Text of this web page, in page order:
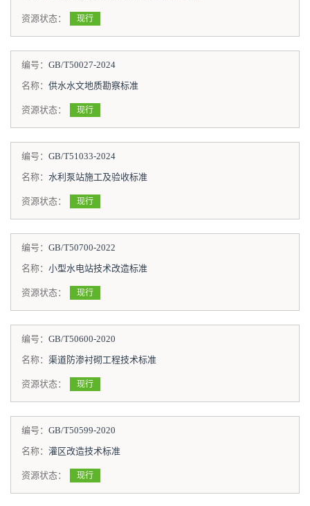
资源状态： 现行
编号： GB/T50027-2024
名称： 供水水文地质勘察标准
资源状态： 现行
编号： GB/T51033-2024
名称： 水利泵站施工及验收标准
资源状态： 现行
编号： GB/T50700-2022
名称： 小型水电站技术改造标准
资源状态： 现行
编号： GB/T50600-2020
名称： 渠道防渗衬砌工程技术标准
资源状态： 现行
编号： GB/T50599-2020
名称： 灌区改造技术标准
资源状态： 现行